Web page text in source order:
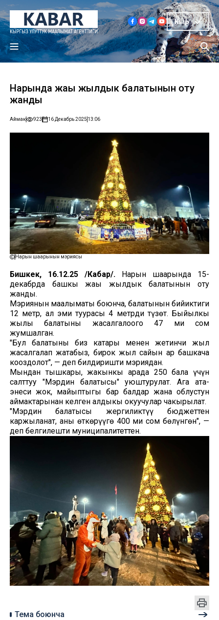
Кыр
Нарында жаңы жылдык балатынын оту
жанды
Аймак 923 16 Декабрь 2025 13:06
Нарын шаарынын мэриясы
Бишкек, 16.12.25 /Кабар/. Нарын шаарында 15-
декабрда башкы жаңы жылдык балатынын оту
жанды.
Мэриянын маалыматы боюнча, балатынын бийиктиги
12 метр, ал эми туурасы 4 метрди түзөт. Быйылкы
жылы балатыны жасалгалоого 47 миң сом
жумшалган.
"Бул балатыны биз катары менен жетинчи жыл
жасалгалап жатабыз, бирок жыл сайын ар башкача
кооздолот", — деп билдиришти мэриядан.
Мындан тышкары, жакынкы арада 250 бала үчүн
салттуу "Мэрдин балатысы" уюштурулат. Ага ата-
энеси жок, майыптыгы бар балдар жана облустун
аймактарынан келген алдыңкы окуучулар чакырылат.
"Мэрдин балатысы жергиликтүү бюджеттен
каржыланат, аны өткөрүүгө 400 миң сом бөлүнгөн", —
деп белгилешти муниципалитеттен.
Тема боюнча